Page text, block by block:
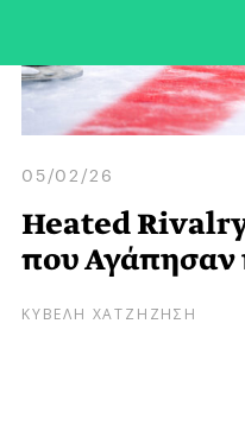
05/02/26
Heated
που Αγάπησαν
ΚΥΒΕΛΗ ΧΑΤΖΗΖΗΣΗ